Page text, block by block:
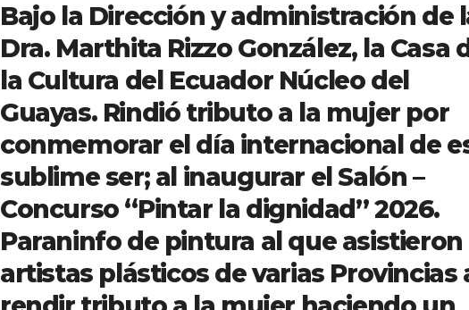
Bajo la Dirección y administración de
Dra. Marthita Rizzo González, la Casa
la Cultura del Ecuador Núcleo del
Guayas. Rindió tributo a la mujer por
conmemorar el día internacional de
sublime ser; al inaugurar el Salón –
Concurso “Pintar la dignidad” 2026.
Paraninfo de pintura al que asistieron
artistas plásticos de varias Provincias